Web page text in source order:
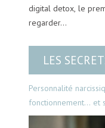
digital detox, le
regarder…
LES
Personnalité
fonctionnement… et